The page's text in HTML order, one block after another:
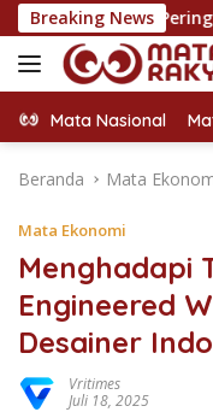
Langsung
ke
konten
Breaking News
Peringati Hari Jadi
Mata Nasional
Beranda Mata
Mata Ekonomi
Menghadapi
Engineered
Desainer
Vritimes
Juli 18, 2025